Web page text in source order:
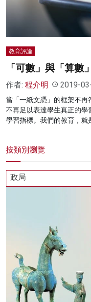
關於我們
教育評論
「可數」與「算數」
作者: 程介明 2019-
當「一紙文憑」的框架不
不再足以表達學生真正的學
學習指標。我們的教育，就
按類別瀏覽
政局